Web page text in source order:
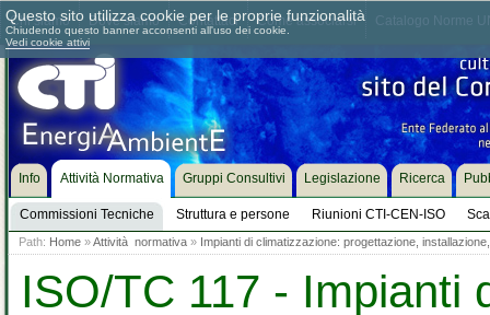
Chi siamo Dove siamo Contattaci Come associarsi
Info Attività Normativa
Commissioni Tecniche Struttura e persone Riunioni CTI-CEN-ISO
Gruppi Consultivi Legislazione Ricerca
Path: Home »Attività normativa » Impianti di climatizzazione: progettazione,
ISO/TC 117 - Impianti
Questo sito utilizza cookie per le proprie funzionalità
Chiudendo questo banner acconsenti all'uso dei cookie.
Vedi cookie attivi